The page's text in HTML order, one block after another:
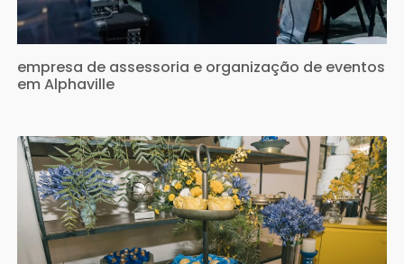
empresa de assessoria e organização de eventos
em Alphaville